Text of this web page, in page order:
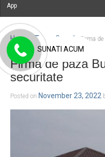
App
Home Team Guard Firma
Firma de paza
securitate
Posted on November 23, 2022
SUNATI ACUM